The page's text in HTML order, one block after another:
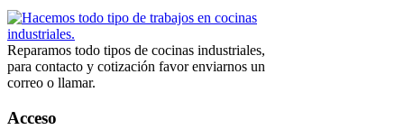
Reparamos todo tipos de cocinas industriales,
para contacto y cotización favor enviarnos un
correo o llamar.
Acceso